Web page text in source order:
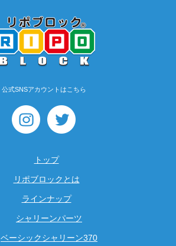
公式SNSアカウントはこちら
トップ
リポブロックとは
ラインナップ
シャリーンパーツ
ベーシックシャリーン370